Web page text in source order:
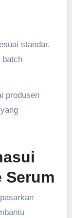
standar.
batch
produsen
Serum